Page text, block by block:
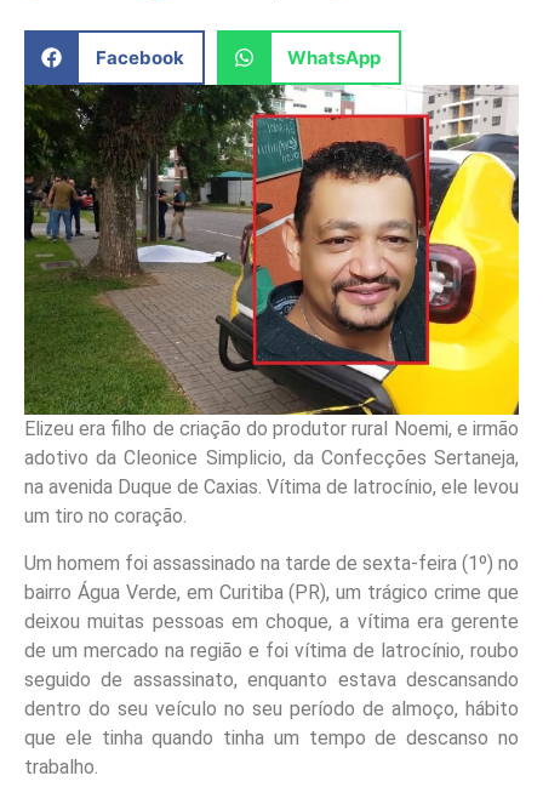
Facebook WhatsApp
Elizeu era filho de criação do produtor rural Noemi, e irmão
adotivo da Cleonice Simplicio, da Confecções Sertaneja,
na avenida Duque de Caxias. Vítima de latrocínio, ele levou
um tiro no coração.
Um homem foi assassinado na tarde de sexta-feira (1º) no
bairro Água Verde, em Curitiba (PR), um trágico crime que
deixou muitas pessoas em choque, a vítima era gerente
de um mercado na região e foi vítima de latrocínio, roubo
seguido de assassinato, enquanto estava descansando
dentro do seu veículo no seu período de almoço, hábito
que ele tinha quando tinha um tempo de descanso no
trabalho.